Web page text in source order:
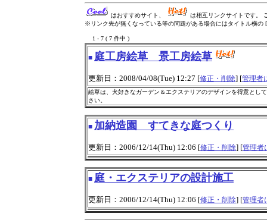
はおすすめサイト、 は相互リンクサイトです。
※リンク先が無くなっている等の問題がある場合にはタイトル横の [
1 - 7 ( 7 件中 )
■ 庭工房絵草 景工房絵草
更新日：2008/04/08(Tue) 12:27 [修正・削除] [管理者
絵草は、犬好きなガーデン＆エクステリアのデザインを得意とし
さい。
■ 加納造園 すてきな庭つくり
更新日：2006/12/14(Thu) 12:06 [修正・削除] [管理者
■ 庭・エクステリアの設計施工
更新日：2006/12/14(Thu) 12:06 [修正・削除] [管理者